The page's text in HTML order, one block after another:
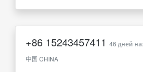
+86 15243457411 46 дней
中国 CHINA